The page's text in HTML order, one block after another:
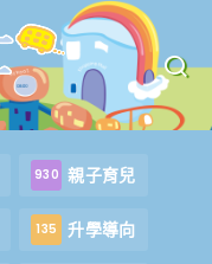
930 親子育兒
135 升學導向